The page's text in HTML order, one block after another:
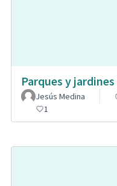
Parques y jardines
Jesús Medina
1